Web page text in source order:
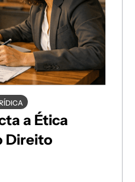
a Ética
Direito